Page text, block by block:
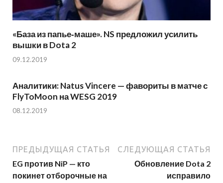
«База из папье‑маше». NS предложил усилить
вышки в Dota 2
09.12.2019
Аналитики: Natus Vincere — фавориты в матче с
FlyToMoon на WESG 2019
08.12.2019
ПРЕДЫДУЩАЯ СТАТЬЯ
EG против NiP — кто
покинет отборочные на
СЛЕДУЮЩАЯ СТАТЬЯ
Обновление Dota 2
исправило